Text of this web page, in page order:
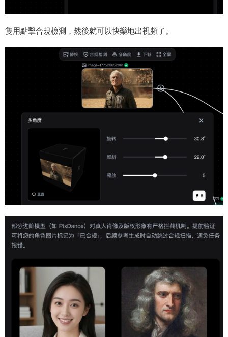
隻用點擊合規檢測，然後就可以快樂地出視頻了。